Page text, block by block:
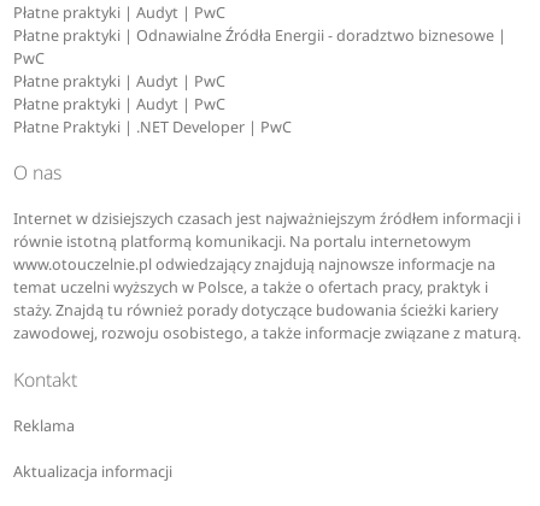
Płatne praktyki | Audyt | PwC
Płatne praktyki | Odnawialne Źródła Energii - doradztwo biznesowe |
PwC
Płatne praktyki | Audyt | PwC
Płatne praktyki | Audyt | PwC
Płatne Praktyki | .NET Developer | PwC
O nas
Internet w dzisiejszych czasach jest najważniejszym źródłem informacji i
równie istotną platformą komunikacji. Na portalu internetowym
www.otouczelnie.pl odwiedzający znajdują najnowsze informacje na
temat uczelni wyższych w Polsce, a także o ofertach pracy, praktyk i
staży. Znajdą tu również porady dotyczące budowania ścieżki kariery
zawodowej, rozwoju osobistego, a także informacje związane z maturą.
Kontakt
Reklama
Aktualizacja informacji